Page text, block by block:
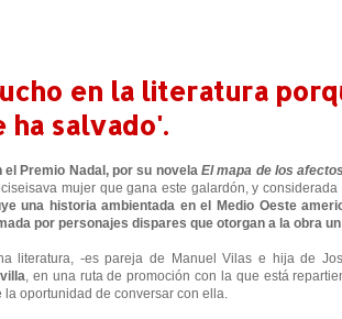
en la literatura
salvado'.
el Premio Nadal, por su novelaEl mapa de los
mujer que gana este galardón, y considerada
una historia ambientada en el Medio Oeste
por personajes dispares que otorgan a la obra
literatura, -es pareja de Manuel Vilas e hija de
, en una ruta de promoción con la que está
oportunidad de conversar con ella.